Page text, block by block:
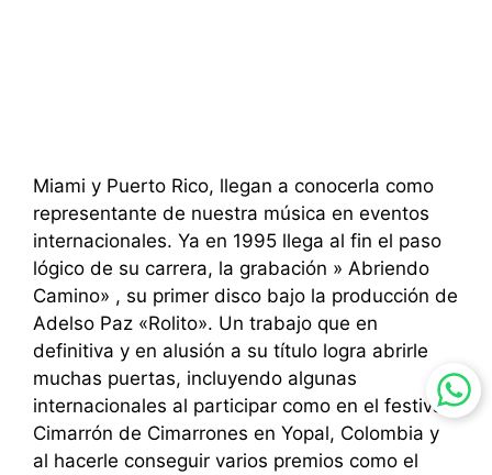
Miami y Puerto Rico, llegan a conocerla como
representante de nuestra música en eventos
internacionales. Ya en 1995 llega al fin el paso
lógico de su carrera, la grabación » Abriendo
Camino» , su primer disco bajo la producción de
Adelso Paz «Rolito». Un trabajo que en
definitiva y en alusión a su título logra abrirle
muchas puertas, incluyendo algunas
internacionales al participar como en el festival
Cimarrón de Cimarrones en Yopal, Colombia y
al hacerle conseguir varios premios como el